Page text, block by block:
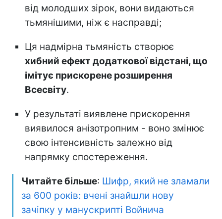
від молодших зірок, вони видаються
тьмянішими, ніж є насправді;
Ця надмірна тьмяність створює
хибний ефект додаткової відстані, що
імітує прискорене розширення
Всесвіту.
У результаті виявлене прискорення
виявилося анізотропним - воно змінює
свою інтенсивність залежно від
напрямку спостереження.
Читайте більше: Шифр, який не зламали
за 600 років: вчені знайшли нову
зачіпку у манускрипті Войнича